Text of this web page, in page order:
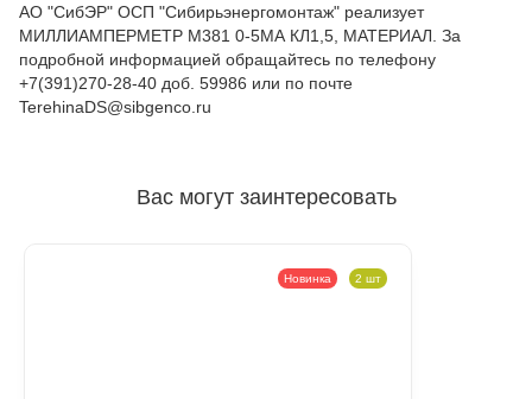
АО "СибЭР" ОСП "Сибирьэнергомонтаж" реализует
МИЛЛИАМПЕРМЕТР М381 0-5МА КЛ1,5, МАТЕРИАЛ. За
подробной информацией обращайтесь по телефону
+7(391)270-28-40 доб. 59986 или по почте
TerehinaDS@sibgenco.ru
Вас могут заинтересовать
Новинка 2 шт